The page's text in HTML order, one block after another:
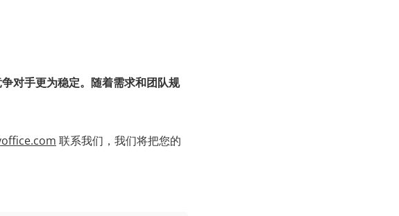
对手更为稳定。随着需求和团队规
联系我们，我们将把您的